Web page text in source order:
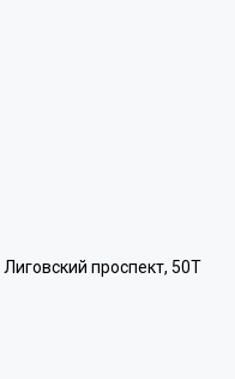
Лиговский проспект, 50Т